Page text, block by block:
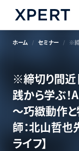
ホーム セミナー
※締切り間近
践から学ぶ
～巧緻動作
師：北山哲也
ライフ】